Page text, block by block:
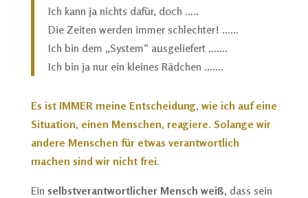
Ich kann ja nichts dafür, doch …..
Die Zeiten werden immer schlechter! ……
Ich bin dem „System“ ausgeliefert …….
Ich bin ja nur ein kleines Rädchen …….
Es ist IMMER meine Entscheidung, wie ich auf eine
Situation, einen Menschen, reagiere. Solange wir
andere Menschen für etwas verantwortlich
machen sind wir nicht frei.
Ein selbstverantwortlicher Mensch weiß, dass sein